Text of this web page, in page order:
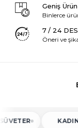
Geniş
Binlerce
7 / 24
Öneri ve
KADIN